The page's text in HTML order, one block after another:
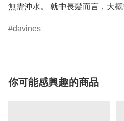
davines
你可能感興趣的商品